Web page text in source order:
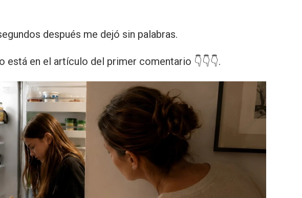
después me dejó sin palabras.
está en el artículo del primer comentario 👇👇👇.